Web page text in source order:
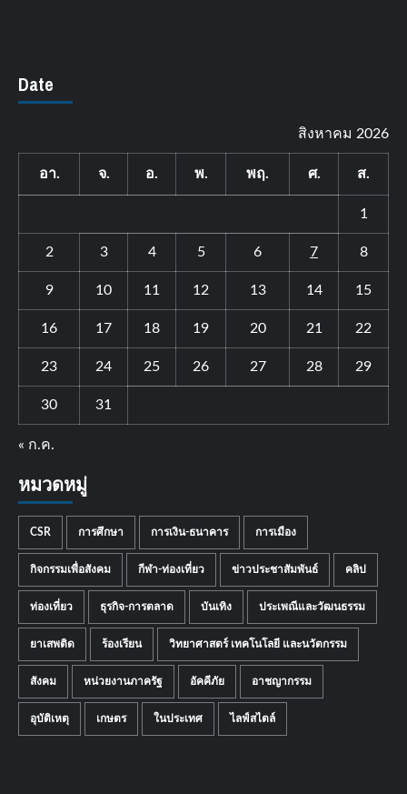
Date
สิงหาคม 2026
อา. จ. อ. พ. พฤ. ศ. ส.
1
2 3 4 5 6 7 8
9 10 11 12 13 14 15
16 17 18 19 20 21 22
23 24 25 26 27 28 29
30 31
« ก.ค.
หมวดหมู่
CSR การศึกษา การเงิน-ธนาคาร การเมือง
กิจกรรมเพื่อสังคม กีฬา-ท่องเที่ยว ข่าวประชาสัมพันธ์ คลิป
ท่องเที่ยว ธุรกิจ-การตลาด บันเทิง ประเพณีและวัฒนธรรม
ยาเสพติด ร้องเรียน วิทยาศาสตร์ เทคโนโลยี และนวัตกรรม
สังคม หน่วยงานภาครัฐ อัคคีภัย อาชญากรรม
อุบัติเหตุ เกษตร ในประเทศ ไลฟ์สไตล์